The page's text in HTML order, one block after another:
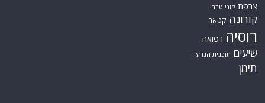
צרפת קונייטרה
קורונה קטאר
רוסיה רפואה
שיעים תוכנית הגרעין
תימן